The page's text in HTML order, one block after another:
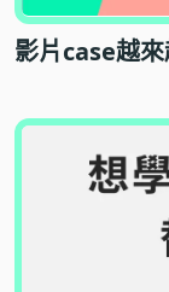
影片case越來